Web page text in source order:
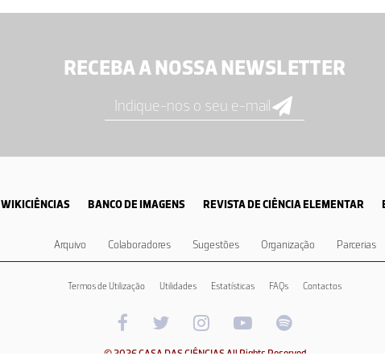
RECEBA A NOSSA NEWSLETTER
WIKICIÊNCIAS BANCO DE IMAGENS REVISTA DE CIÊNCIA ELEMENTAR
Arquivo Colaboradores Sugestões Organização Parcerias
Termos de Utilização Utilidades Estatísticas FAQs Contactos
© 2026 CASA DAS CIÊNCIAS All Rights Reserved